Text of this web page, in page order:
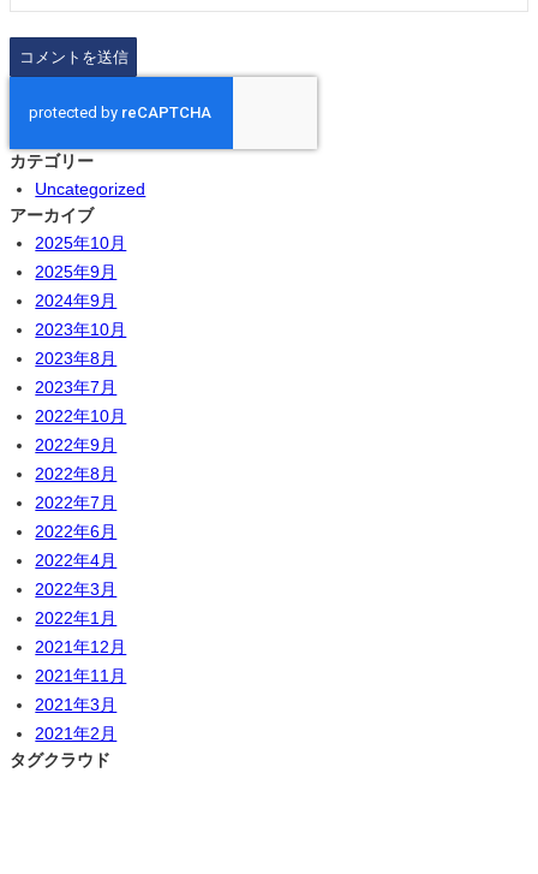
カテゴリー
Uncategorized
アーカイブ
2025年10月
2025年9月
2024年9月
2023年10月
2023年8月
2023年7月
2022年10月
2022年9月
2022年8月
2022年7月
2022年6月
2022年4月
2022年3月
2022年1月
2021年12月
2021年11月
2021年3月
2021年2月
タグクラウド